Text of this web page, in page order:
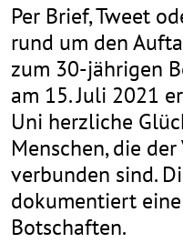
Per Brief, Tweet
rund um den
zum 30-jährigen
am 15. Juli 2021
Uni herzliche
Menschen, die
verbunden sind.
dokumentiert
Botschaften.